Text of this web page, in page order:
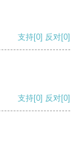
支持[0] 反对[0]
支持[0] 反对[0]